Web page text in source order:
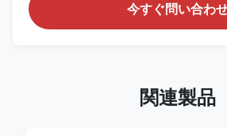
今すぐ問い合わ
関連製品